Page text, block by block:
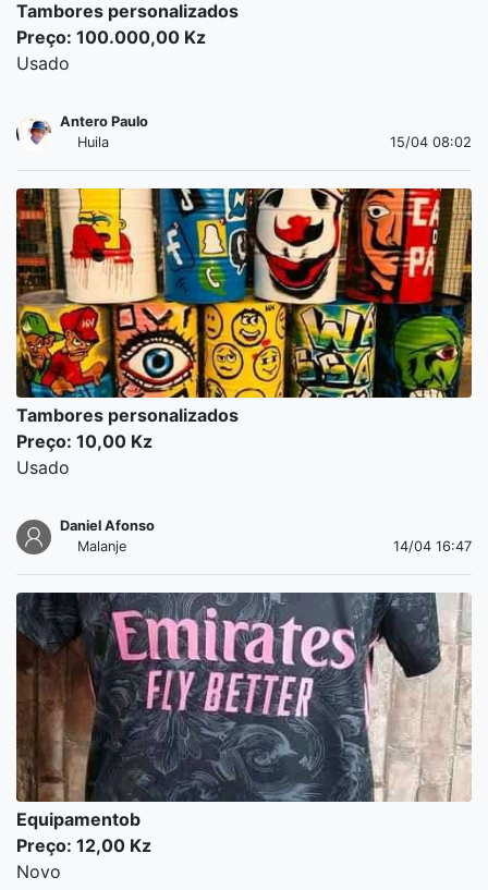
Tambores personalizados
Preço: 100.000,00 Kz
Usado
Antero Paulo
Huila
15/04 08:02
Tambores personalizados
Preço: 10,00 Kz
Usado
Daniel Afonso
Malanje
14/04 16:47
Equipamentob
Preço: 12,00 Kz
Novo